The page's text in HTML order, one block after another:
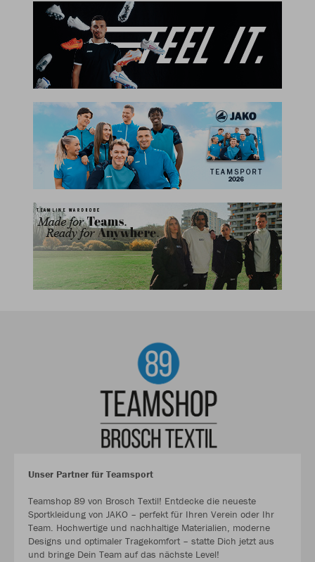
Unser Partner für Teamsport
Teamshop 89 von Brosch Textil! Entdecke die neueste
Sportkleidung von JAKO – perfekt für Ihren Verein oder Ihr
Team. Hochwertige und nachhaltige Materialien, moderne
Designs und optimaler Tragekomfort – statte Dich jetzt aus
und bringe Dein Team auf das nächste Level!